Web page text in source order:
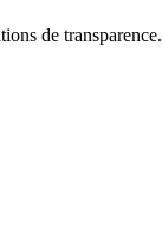
de transparence.